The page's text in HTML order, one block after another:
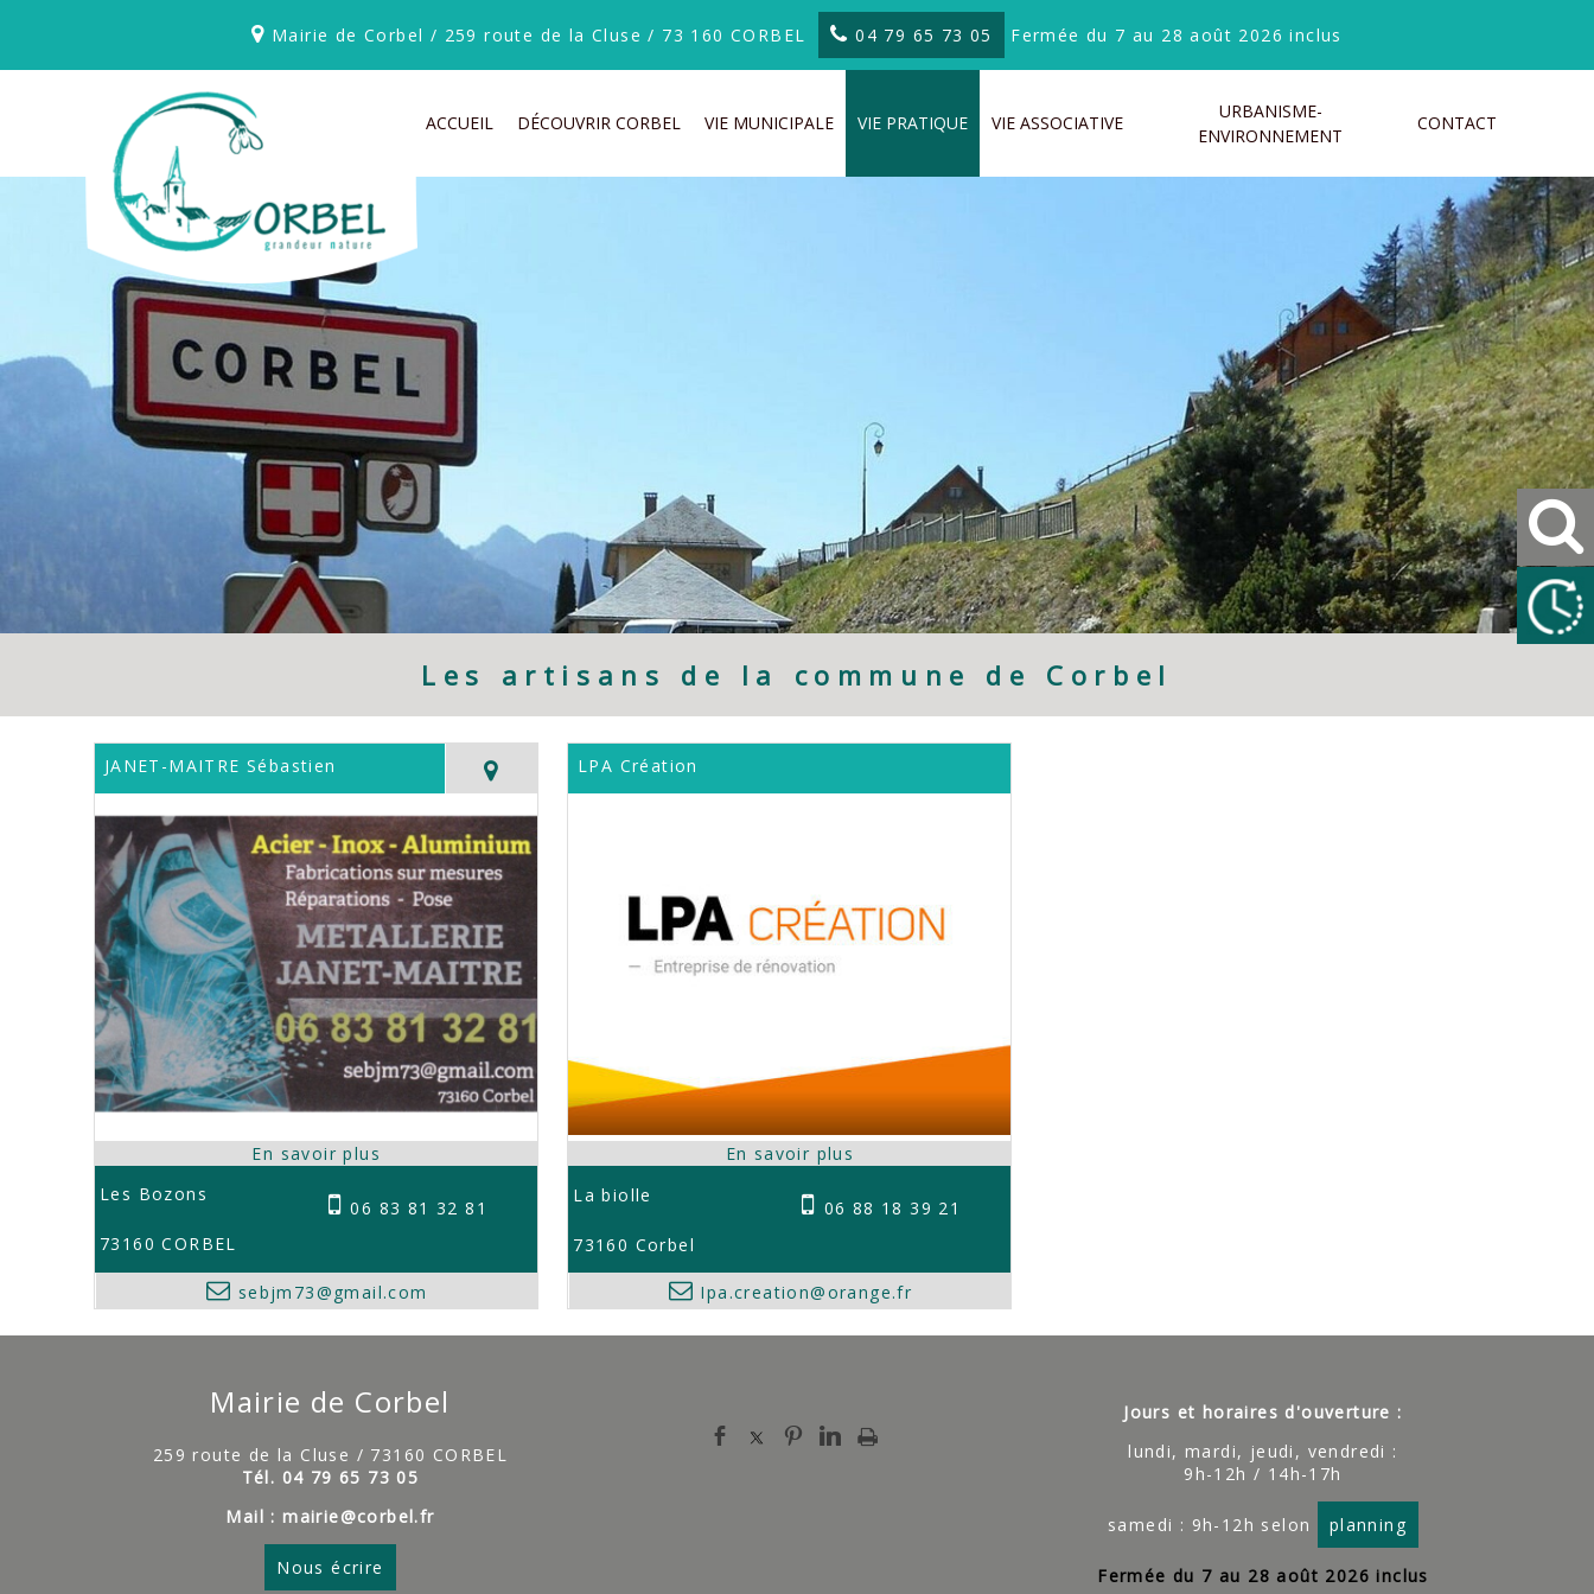
Mairie de Corbel / 259 route de la Cluse / 73 160 CORBEL 04 79 65 73 05 Fermée du 7 au 28 août 2026 inclus
ACCUEIL DÉCOUVRIR CORBEL VIE MUNICIPALE VIE PRATIQUE VIE ASSOCIATIVE
URBANISME-
ENVIRONNEMENT
CONTACT
Les artisans de la commune de Corbel
JANET-MAITRE Sébastien
Les Bozons
73160 CORBEL
06 83 81 32 81
sebjm73@gmail.com
LPA Création
La biolle
73160 Corbel
06 88 18 39 21
Ipa.creation@orange.fr
Mairie de Corbel
259 route de la Cluse / 73160 CORBEL
Tél. 04 79 65 73 05
Mail : mairie@corbel.fr
Nous écrire
Jours et horaires d'ouverture :
lundi, mardi, jeudi, vendredi :
9h-12h / 14h-17h
samedi : 9h-12h selon planning
Fermée du 7 au 28 août 2026 inclus